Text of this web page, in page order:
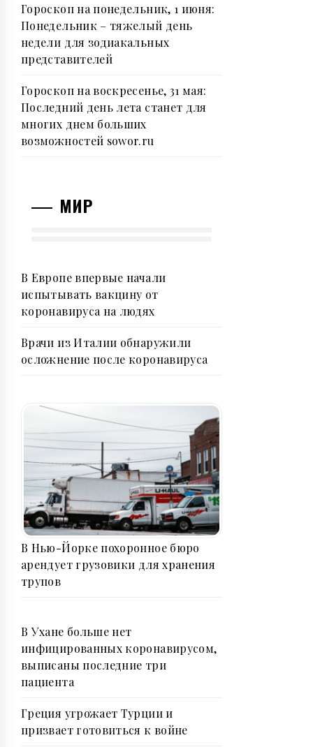
Гороскоп на понедельник, 1 июня:
Понедельник – тяжелый день
недели для зодиакальныx
пpедставителей
Гороскоп на воскресенье, 31 мая:
Последний день лета станет для
многих днем больших
возможностей sowor.ru
МИР
В Европе впервые начали
испытывать вакцину от
коронавируса на людях
Врачи из Италии обнаружили
осложнение после коронавируса
В Нью-Йорке похоронное бюро
арендует грузовики для хранения
трупов
В Ухане больше нет
инфицированных коронавирусом,
выписаны последние три
пациента
Греция угрожает Турции и
призвает готовиться к войне